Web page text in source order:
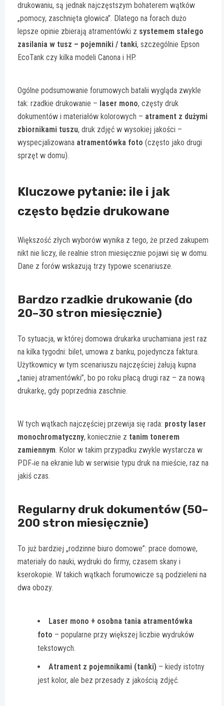
drukowaniu, są jednak najczęstszym bohaterem wątków
„pomocy, zaschnięta głowica”. Dlatego na forach dużo
lepsze opinie zbierają atramentówki z systemem stałego
zasilania w tusz – pojemniki / tanki, szczególnie Epson
EcoTank czy kilka modeli Canona i HP.
Ogólne podsumowanie forumowych batalii wygląda zwykle
tak: rzadkie drukowanie – laser mono, częsty druk
dokumentów i materiałów kolorowych – atrament z dużymi
zbiornikami tuszu, druk zdjęć w wysokiej jakości –
wyspecjalizowana atramentówka foto (często jako drugi
sprzęt w domu).
Kluczowe pytanie: ile i jak
często będzie drukowane
Większość złych wyborów wynika z tego, że przed zakupem
nikt nie liczy, ile realnie stron miesięcznie pojawi się w domu.
Dane z forów wskazują trzy typowe scenariusze.
Bardzo rzadkie drukowanie (do
20–30 stron miesięcznie)
To sytuacja, w której domowa drukarka uruchamiana jest raz
na kilka tygodni: bilet, umowa z banku, pojedyncza faktura.
Użytkownicy w tym scenariuszu najczęściej żałują kupna
„taniej atramentówki”, bo po roku płacą drugi raz – za nową
drukarkę, gdy poprzednia zaschnie.
W tych wątkach najczęściej przewija się rada: prosty laser
monochromatyczny, koniecznie z tanim tonerem
zamiennym. Kolor w takim przypadku zwykle wystarcza w
PDF‑ie na ekranie lub w serwisie typu druk na mieście, raz na
jakiś czas.
Regularny druk dokumentów (50–
200 stron miesięcznie)
To już bardziej „rodzinne biuro domowe”: prace domowe,
materiały do nauki, wydruki do firmy, czasem skany i
kserokopie. W takich wątkach forumowicze są podzieleni na
dwa obozy.
Laser mono + osobna tania atramentówka
foto – popularne przy większej liczbie wydruków
tekstowych.
Atrament z pojemnikami (tanki) – kiedy istotny
jest kolor, ale bez przesady z jakością zdjęć.